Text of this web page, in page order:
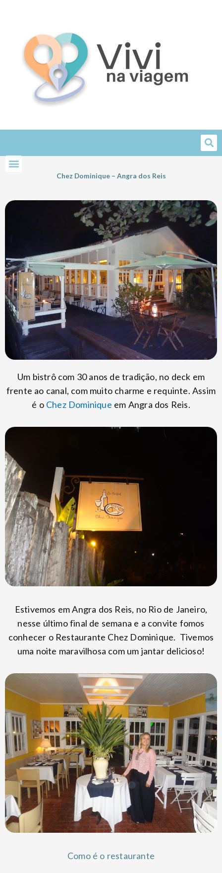
Chez Dominique – Angra dos Reis
Um bistrô com 30 anos de tradição, no deck em
frente ao canal, com muito charme e requinte. Assim
é o Chez Dominique em Angra dos Reis.
Estivemos em Angra dos Reis, no Rio de Janeiro,
nesse último final de semana e a convite fomos
conhecer o Restaurante Chez Dominique. Tivemos
uma noite maravilhosa com um jantar delicioso!
Como é o restaurante